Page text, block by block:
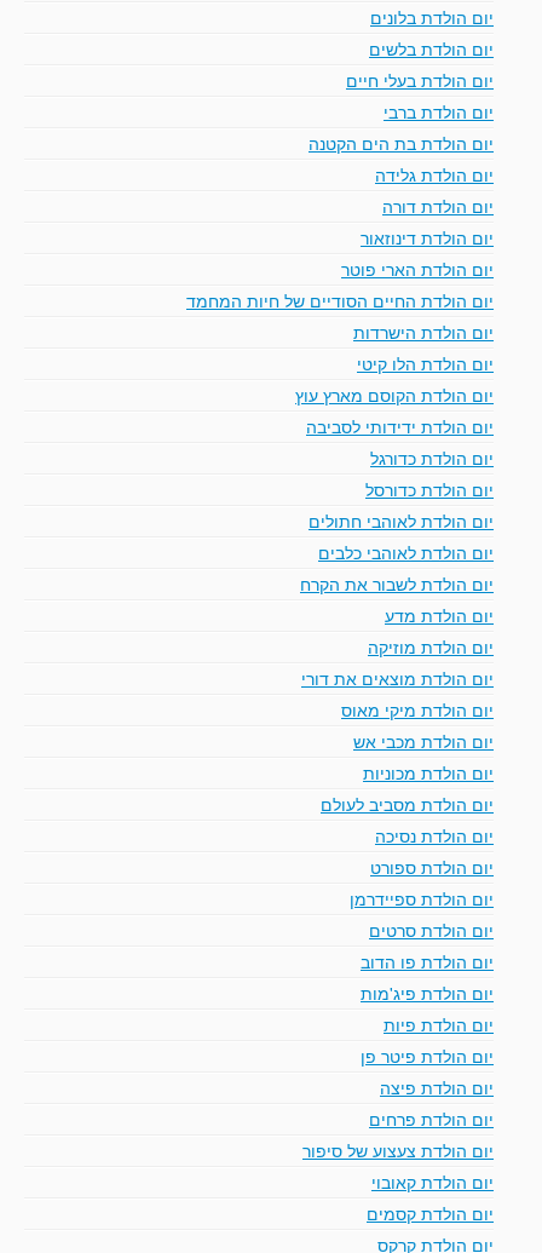
יום הולדת בלונים
יום הולדת בלשים
יום הולדת בעלי חיים
יום הולדת ברבי
יום הולדת בת הים הקטנה
יום הולדת גלידה
יום הולדת דורה
יום הולדת דינוזאור
יום הולדת הארי פוטר
יום הולדת החיים הסודיים של חיות המחמד
יום הולדת הישרדות
יום הולדת הלו קיטי
יום הולדת הקוסם מארץ עוץ
יום הולדת ידידותי לסביבה
יום הולדת כדורגל
יום הולדת כדורסל
יום הולדת לאוהבי חתולים
יום הולדת לאוהבי כלבים
יום הולדת לשבור את הקרח
יום הולדת מדע
יום הולדת מוזיקה
יום הולדת מוצאים את דורי
יום הולדת מיקי מאוס
יום הולדת מכבי אש
יום הולדת מכוניות
יום הולדת מסביב לעולם
יום הולדת נסיכה
יום הולדת ספורט
יום הולדת ספיידרמן
יום הולדת סרטים
יום הולדת פו הדוב
יום הולדת פיג'מות
יום הולדת פיות
יום הולדת פיטר פן
יום הולדת פיצה
יום הולדת פרחים
יום הולדת צעצוע של סיפור
יום הולדת קאובוי
יום הולדת קסמים
יום הולדת קרקס